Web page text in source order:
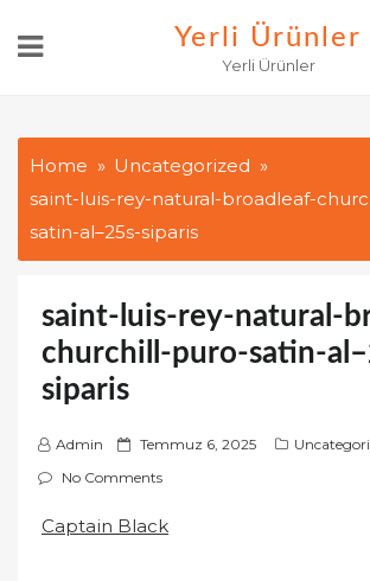
Yerli Ürünler
Yerli Ürünler
Home
Uncategorized
saint-luis-rey-natural-broadleaf-
satin-al–25s-siparis
saint-luis-rey-natural-
churchill-puro-satin-
siparis
Admin
P
o
t
Temmuz 6, 2025
No Comments
Captain Black